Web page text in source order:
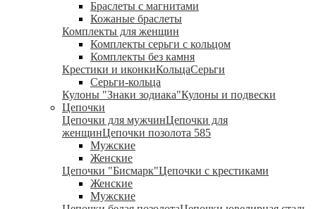
Браслеты с магнитами
Кожаные браслеты
Комплекты для женщин
Комплекты серьги с кольцом
Комплекты без камня
Крестики и иконкиКольцаСерьги
Серьги-кольца
Кулоны "Знаки зодиака"Кулоны и подвески
Цепочки
Цепочки для мужчинЦепочки для
женщинЦепочки позолота 585
Мужские
Женские
Цепочки "Бисмарк"Цепочки с крестиками
Женские
Мужские